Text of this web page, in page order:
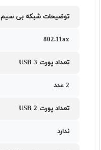
توضیحات شبکه بی سیم
802.11ax
تعداد پورت USB 3
2 عدد
تعداد پورت USB 2
ندارد